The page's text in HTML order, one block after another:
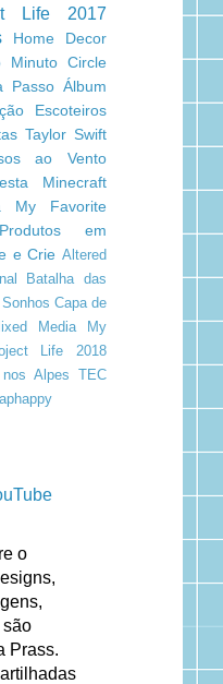
Life 2017
Home Decor
Minuto Circle
Passo Álbum
Escoteiros
Taylor Swift
ao Vento
Minecraft
My Favorite
Produtos em
e Crie Altered
Batalha das
Capa de
Media
My
Life 2018
Alpes
TEC
o
Prass.